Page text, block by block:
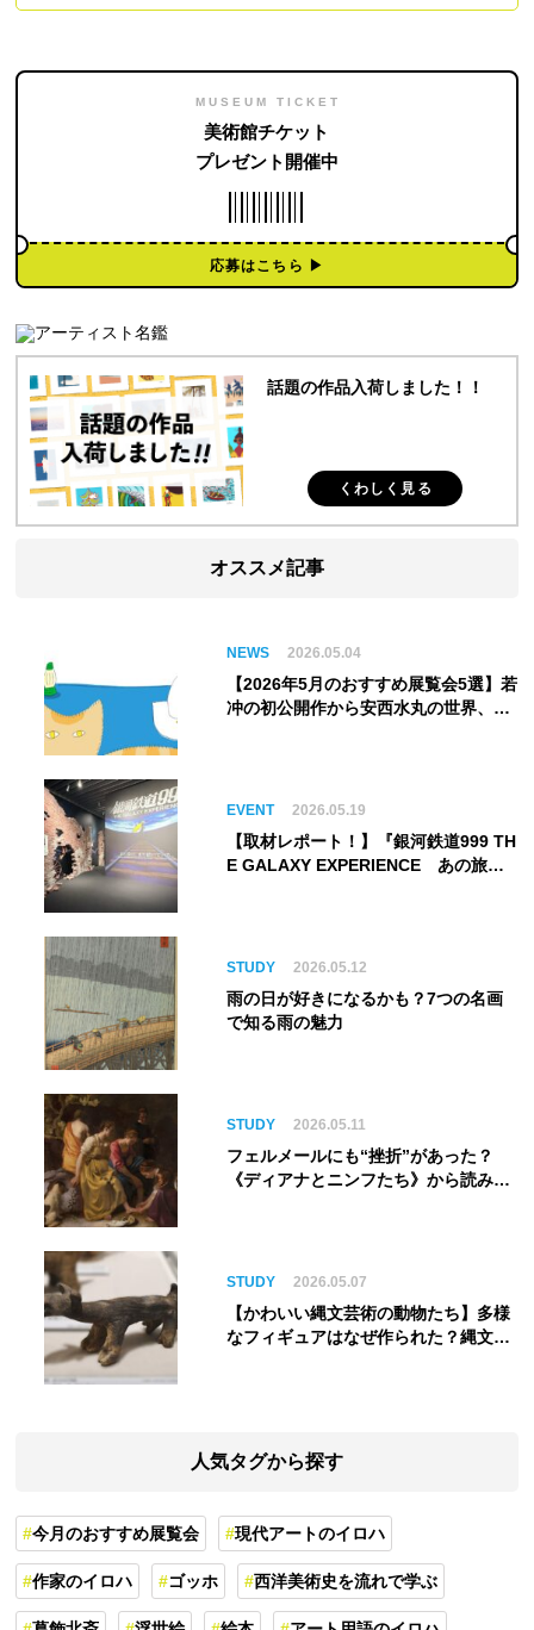
MUSEUM TICKET
美術館チケット
プレゼント開催中
応募はこちら ▶︎
話題の作品入荷しました！！
くわしく見る
オススメ記事
NEWS 2026.05.04
【2026年5月のおすすめ展覧会5選】若
冲の初公開作から安西水丸の世界、そ
EVENT 2026.05.19
【取材レポート！】『銀河鉄道999 TH
E GALAXY EXPERIENCE あの旅
ム】
STUDY 2026.05.12
雨の日が好きになるかも？7つの名画
で知る雨の魅力
STUDY 2026.05.11
フェルメールにも“挫折”があった？
《ディアナとニンフたち》から読み解
STUDY 2026.05.07
【かわいい縄文芸術の動物たち】多様
なフィギュアはなぜ作られた？縄文人
人気タグから探す
今月のおすすめ展覧会 現代アートのイロハ
作家のイロハ ゴッホ 西洋美術史を流れで学ぶ